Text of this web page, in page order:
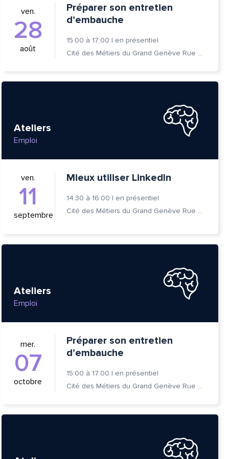
ven.
28
août
Préparer son entretien
d’embauche
15:00 à 17:00 | en présentiel
Cité des Métiers du Grand Genève Rue Prévost-Martin 6 1205 Genève
Ateliers
Emploi
ven.
11
septembre
Mieux utiliser LinkedIn
14:30 à 16:00 | en présentiel
Cité des Métiers du Grand Genève Rue Prévost-Martin 6 1205 Genève
Ateliers
Emploi
mer.
07
octobre
Préparer son entretien
d’embauche
15:00 à 17:00 | en présentiel
Cité des Métiers du Grand Genève Rue Prévost-Martin 6 1205 Genève